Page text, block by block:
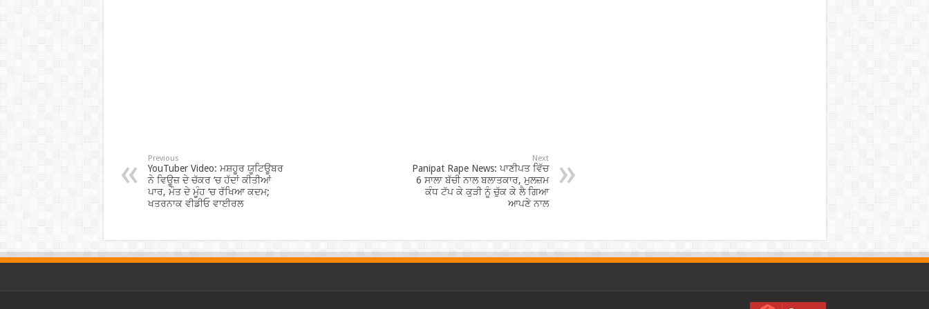
Previous
YouTuber Video: ਮਸ਼ਹੂਰ ਯੂਟਿਊਬਰ
ਨੇ ਵਿਊਜ਼ ਦੇ ਚੱਕਰ ‘ਚ ਹੱਦਾਂ ਕੀਤੀਆਂ
ਪਾਰ, ਮੌਤ ਦੇ ਮੂੰਹ ‘ਚ ਰੱਖਿਆ ਕਦਮ;
ਖਤਰਨਾਕ ਵੀਡੀਓ ਵਾਈਰਲ
Next
Panipat Rape News: ਪਾਣੀਪਤ ਵਿੱਚ
6 ਸਾਲਾ ਬੱਚੀ ਨਾਲ ਬਲਾਤਕਾਰ, ਮੁਲਜ਼ਮ
ਕੰਧ ਟੱਪ ਕੇ ਕੁੜੀ ਨੂੰ ਚੁੱਕ ਕੇ ਲੈ ਗਿਆ
ਆਪਣੇ ਨਾਲ